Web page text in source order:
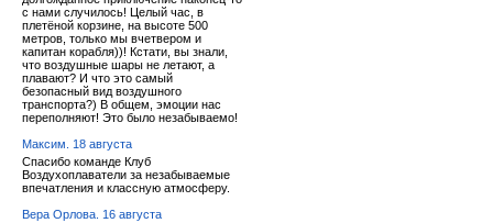
с нами случилось! Целый час, в
плетёной корзине, на высоте 500
метров, только мы вчетвером и
капитан корабля))! Кстати, вы знали,
что воздушные шары не летают, а
плавают? И что это самый
безопасный вид воздушного
транспорта?) В общем, эмоции нас
переполняют! Это было незабываемо!
Максим. 18 августа
Спасибо команде Клуб
Воздухоплаватели за незабываемые
впечатления и классную атмосферу.
Вера Орлова. 16 августа